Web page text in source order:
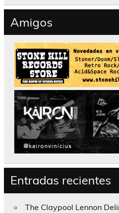
Amigos
Entradas recientes
The Claypool Lennon